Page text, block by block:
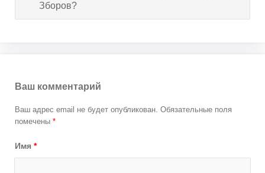
Зборов?
Ваш комментарий
Ваш адрес email не будет опубликован. Обязательные поля
помечены *
Имя *